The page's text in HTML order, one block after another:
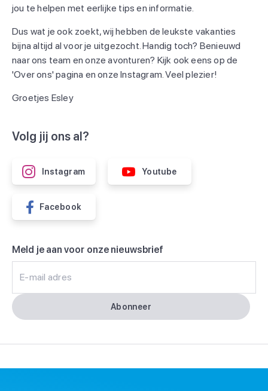
jou te helpen met eerlijke tips en informatie.
Dus wat je ook zoekt, wij hebben de leukste vakanties
bijna altijd al voor je uitgezocht. Handig toch? Benieuwd
naar ons team en onze avonturen? Kijk ook eens op de
'Over ons' pagina en onze Instagram. Veel plezier!
Groetjes Esley
Volg jij ons al?
Instagram Youtube
Facebook
Meld je aan voor onze nieuwsbrief
E-mail adres
Abonneer